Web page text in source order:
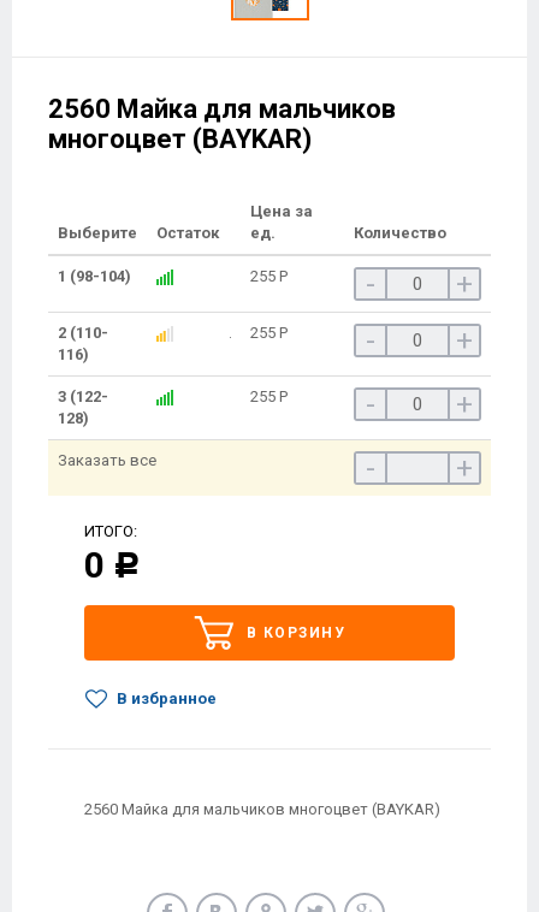
2560 Майка для мальчиков
многоцвет (BAYKAR)
Выберите Остаток
Цена за
ед.
Количество
1 (98-104) 255 Р - +
2 (110-
116)
255 Р - +
3 (122-
128)
255 Р - +
- +
ИТОГО:
0 Р
В КОРЗИНУ
В избранное
2560 Майка для мальчиков многоцвет (BAYKAR)